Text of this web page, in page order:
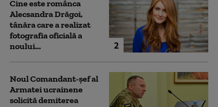
2
Cine este românca
Alecsandra Drăgoi,
tânăra care a realizat
fotografia oficială a
noului...
Noul Comandant-șef al
Armatei ucrainene
solicită demiterea